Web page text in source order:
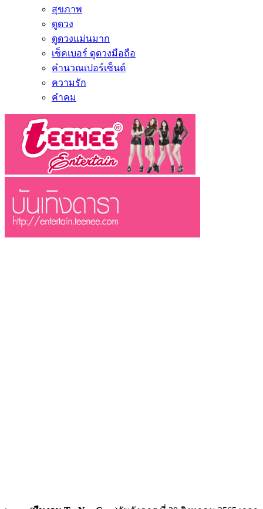
สุขภาพ
ดูดวง
ดูดวงแม่นมาก
เช็คเบอร์ ดูดวงมือถือ
คำนวณเปอร์เซ็นต์
ความรัก
คำคม